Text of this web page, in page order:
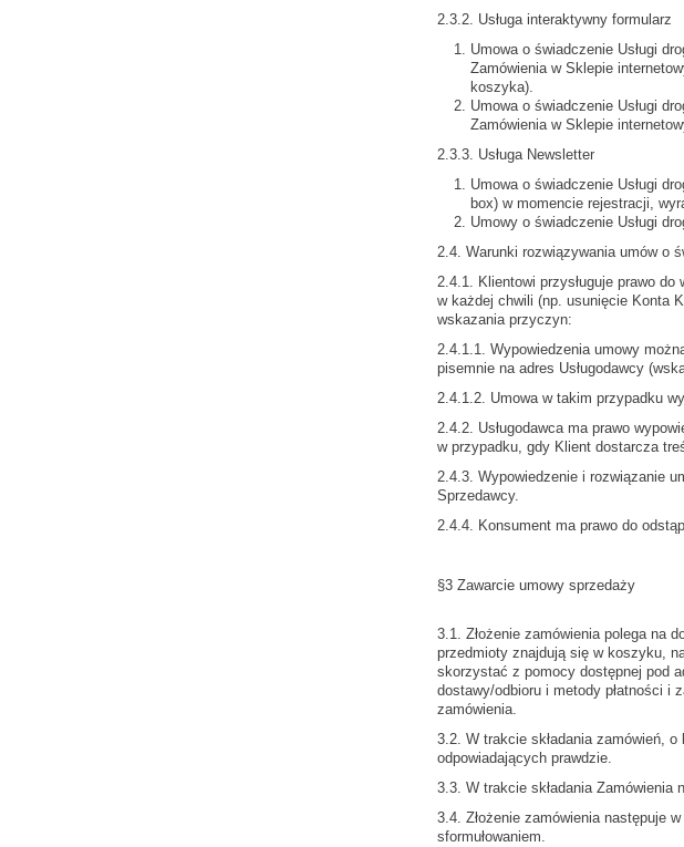
2.3.2. Usługa interaktywny formularz
Umowa o świadczenie Usługi
Zamówienia w Sklepie
koszyka).
Umowa o świadczenie Usługi
Zamówienia w Sklepie
2.3.3. Usługa Newsletter
Umowa o świadczenie Usługi
box) w momencie rejestracji,
Umowy o świadczenie Usługi
2.4. Warunki rozwiązywania umów o
2.4.1. Klientowi przysługuje prawo do
w każdej chwili (np. usunięcie Konta
wskazania przyczyn:
2.4.1.1. Wypowiedzenia umowy
pisemnie na adres Usługodawcy
2.4.1.2. Umowa w takim przypadku
2.4.2. Usługodawca ma prawo
w przypadku, gdy Klient dostarcza
2.4.3. Wypowiedzenie i rozwiązanie
Sprzedawcy.
2.4.4. Konsument ma prawo do
§3 Zawarcie umowy sprzedaży
3.1. Złożenie zamówienia polega na
przedmioty znajdują się w koszyku,
skorzystać z pomocy dostępnej pod
dostawy/odbioru i metody płatności i
zamówienia.
3.2. W trakcie składania zamówień,
odpowiadających prawdzie.
3.3. W trakcie składania Zamówienia
3.4. Złożenie zamówienia następuje
sformułowaniem.